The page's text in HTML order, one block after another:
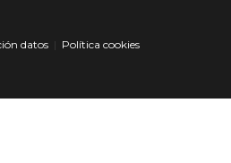
datos | Política cookies